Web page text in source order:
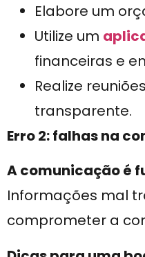
Elabore um
Utilize um
financeiras e
Realize
transparente.
Erro 2: falhas na
A comunicação é
Informações mal
comprometer a